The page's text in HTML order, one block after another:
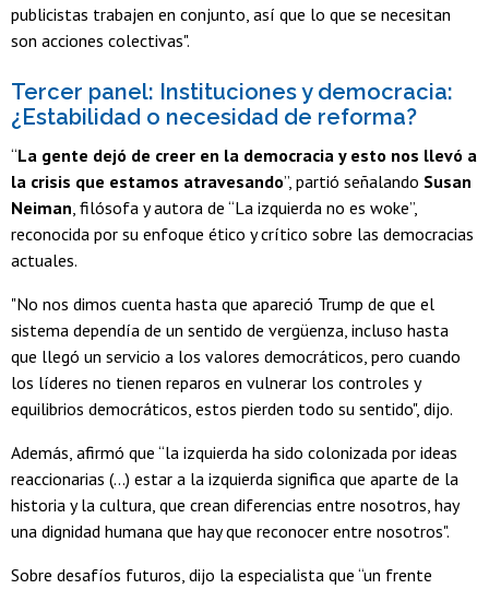
publicistas trabajen en conjunto, así que lo que se necesitan
son acciones colectivas".
Tercer panel: Instituciones y democracia:
¿Estabilidad o necesidad de reforma?
“La gente dejó de creer en la democracia y esto nos llevó a
la crisis que estamos atravesando”, partió señalando Susan
Neiman, filósofa y autora de “La izquierda no es woke”,
reconocida por su enfoque ético y crítico sobre las democracias
actuales.
"No nos dimos cuenta hasta que apareció Trump de que el
sistema dependía de un sentido de vergüenza, incluso hasta
que llegó un servicio a los valores democráticos, pero cuando
los líderes no tienen reparos en vulnerar los controles y
equilibrios democráticos, estos pierden todo su sentido", dijo.
Además, afirmó que “la izquierda ha sido colonizada por ideas
reaccionarias (...) estar a la izquierda significa que aparte de la
historia y la cultura, que crean diferencias entre nosotros, hay
una dignidad humana que hay que reconocer entre nosotros".
Sobre desafíos futuros, dijo la especialista que “un frente